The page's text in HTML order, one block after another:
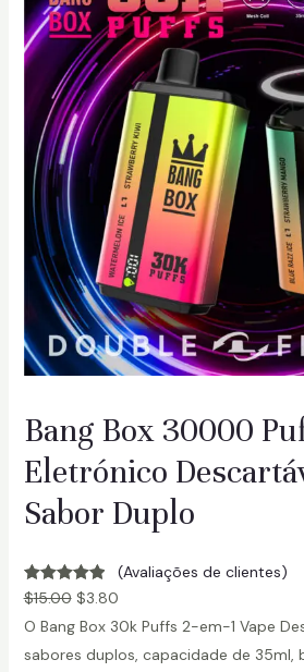
Bang Box 30000
Eletrónico
Sabor Duplo
Avaliado em
5.00
de 5
3
(Avaliações de clientes)
$15.00 $3.80
O Bang Box 30k Puffs 2-em-1 Vape
sabores duplos, capacidade de 35ml,